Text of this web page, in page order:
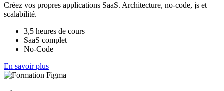
Créez vos propres applications SaaS. Architecture, no-code, js et
scalabilité.
3,5 heures de cours
SaaS complet
No-Code
En savoir plus